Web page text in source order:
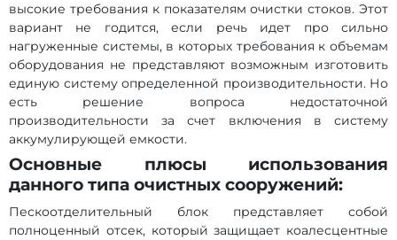
высокие требования к показателям очистки стоков. Этот
вариант не годится, если речь идет про сильно
нагруженные системы, в которых требования к объемам
оборудования не представляют возможным изготовить
единую систему определенной производительности. Но
есть решение вопроса недостаточной
производительности за счет включения в систему
аккумулирующей емкости.
Основные плюсы использования
данного типа очистных сооружений:
Пескоотделительный блок представляет собой
полноценный отсек, который защищает коалесцентные